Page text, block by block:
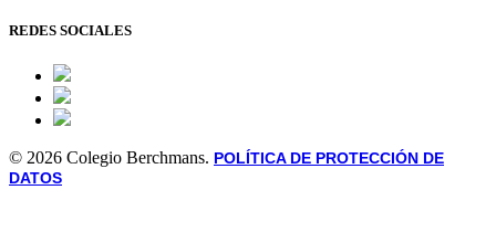
REDES SOCIALES
© 2026 Colegio Berchmans. POLÍTICA DE PROTECCIÓN DE
DATOS